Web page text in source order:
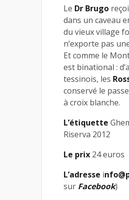
Le Dr Brugo
dans un caveau
du vieux village
n’exporte pas
Et comme le
est binational :
tessinois, les
conservé le
à croix blanche.
L’étiquette
Riserva 2012
Le prix 24 euros
L’adresse i
sur Facebook)